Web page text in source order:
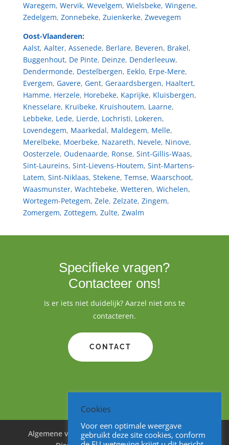
Waregem, Wervik, Wevelgem, Wielsbeke, Wingene,
Zedelgem, Zonnebeke, Zuienkerke, Zwevegem
Oost-Vlaanderen:
Aalst, Aalter, Assenede, Berlare, Beveren, Brakel,
Buggenhout, De Pinte, Deinze, Denderleeuw,
Dendermonde, Destelbergen, Eeklo, Erpe-Mere,
Evergem, Gavere, Gent, Geraardsbergen, Haaltert,
Hamme, Herzele, Horebeke, Kaprijke, Kluisbergen,
Knesselare, Kruibeke, Kruishoutem, Laarne,
Lebbeke, Lede, Lierde, Lochristi, Lokeren,
Lovendegem, Maarkedal, Maldegem, Melle,
Merelbeke, Moerbeke, Nazareth, Nevele, Ninove,
Oosterzele, Oudenaarde, Ronse, Sint-Gillis-Waas,
Sint-Laureins, Sint-Lievens-Houtem, Sint-Martens-
Latem, Sint-Niklaas, Stekene, Temse, Waarschoot,
Waasmunster, Wachtebeke, Wetteren, Wichelen,
Wortegem-Petegem, Zele, Zelzate, Zingem,
Zomergem, Zottegem, Zulte, Zwalm
Specifieke vragen?
Contacteer ons!
Is er iets niet duidelijk? Aarzel niet ons te
contacteren.
CONTACT
Algemene voorwaarden Cookies
Privacy
Cookies
Voor een optimale weergave
gebruikt deze site cookies, conform